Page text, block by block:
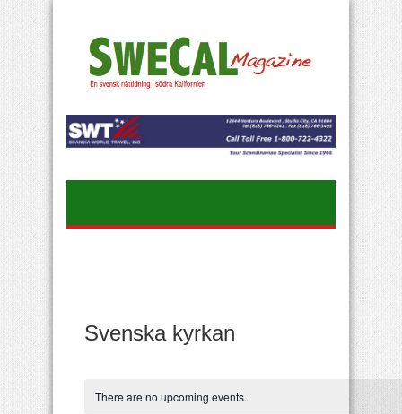
Svenska kyrkan
There are no upcoming events.